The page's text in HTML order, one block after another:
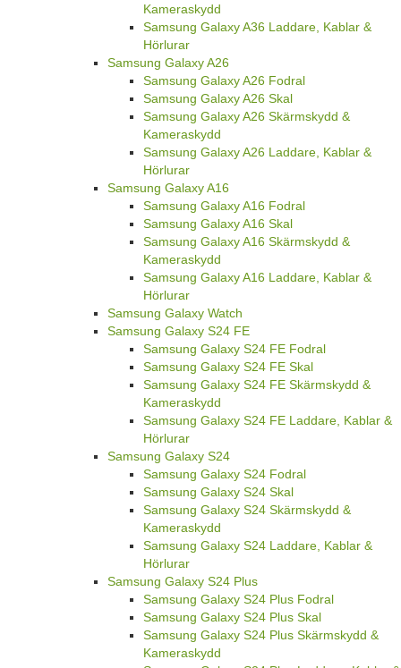
Kameraskydd
Samsung Galaxy A36 Laddare, Kablar &
Hörlurar
Samsung Galaxy A26
Samsung Galaxy A26 Fodral
Samsung Galaxy A26 Skal
Samsung Galaxy A26 Skärmskydd &
Kameraskydd
Samsung Galaxy A26 Laddare, Kablar &
Hörlurar
Samsung Galaxy A16
Samsung Galaxy A16 Fodral
Samsung Galaxy A16 Skal
Samsung Galaxy A16 Skärmskydd &
Kameraskydd
Samsung Galaxy A16 Laddare, Kablar &
Hörlurar
Samsung Galaxy Watch
Samsung Galaxy S24 FE
Samsung Galaxy S24 FE Fodral
Samsung Galaxy S24 FE Skal
Samsung Galaxy S24 FE Skärmskydd &
Kameraskydd
Samsung Galaxy S24 FE Laddare, Kablar &
Hörlurar
Samsung Galaxy S24
Samsung Galaxy S24 Fodral
Samsung Galaxy S24 Skal
Samsung Galaxy S24 Skärmskydd &
Kameraskydd
Samsung Galaxy S24 Laddare, Kablar &
Hörlurar
Samsung Galaxy S24 Plus
Samsung Galaxy S24 Plus Fodral
Samsung Galaxy S24 Plus Skal
Samsung Galaxy S24 Plus Skärmskydd &
Kameraskydd